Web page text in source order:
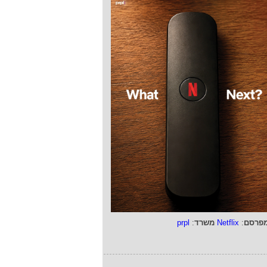
:
Netflix משרד:
prpl